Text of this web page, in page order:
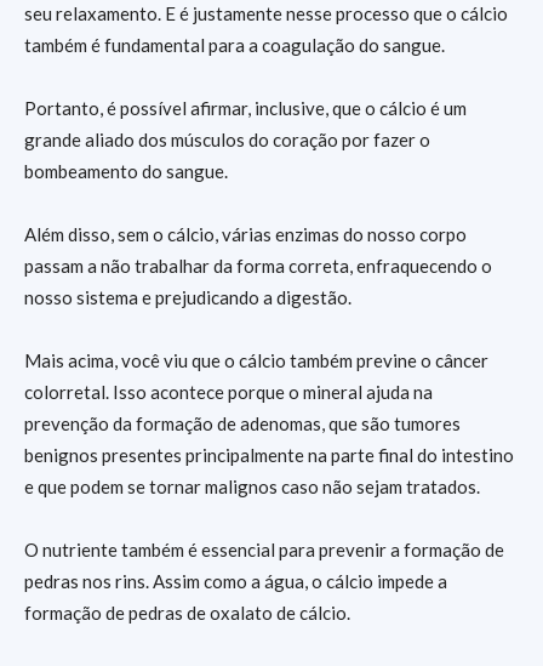
seu relaxamento. E é justamente nesse processo que o cálcio
também é fundamental para a coagulação do sangue.
Portanto, é possível afirmar, inclusive, que o cálcio é um
grande aliado dos músculos do coração por fazer o
bombeamento do sangue.
Além disso, sem o cálcio, várias enzimas do nosso corpo
passam a não trabalhar da forma correta, enfraquecendo o
nosso sistema e prejudicando a digestão.
Mais acima, você viu que o cálcio também previne o câncer
colorretal. Isso acontece porque o mineral ajuda na
prevenção da formação de adenomas, que são tumores
benignos presentes principalmente na parte final do intestino
e que podem se tornar malignos caso não sejam tratados.
O nutriente também é essencial para prevenir a formação de
pedras nos rins. Assim como a água, o cálcio impede a
formação de pedras de oxalato de cálcio.